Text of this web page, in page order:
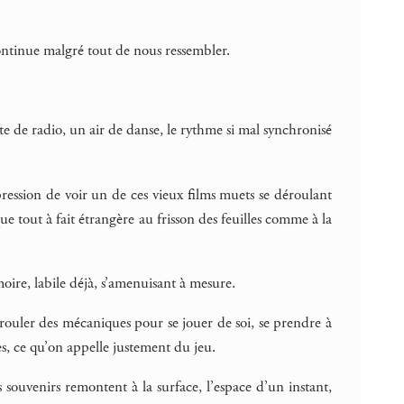
malgré tout de nous ressembler.
de radio, un air de danse, le rythme si mal synchronisé
de voir un de ces vieux films muets se déroulant
tout à fait étrangère au frisson des feuilles comme à la
labile déjà, s’amenuisant à mesure.
des mécaniques pour se jouer de soi, se prendre à
ce qu’on appelle justement du jeu.
remontent à la surface, l’espace d’un instant,